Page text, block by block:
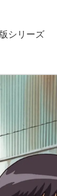
シリーズ